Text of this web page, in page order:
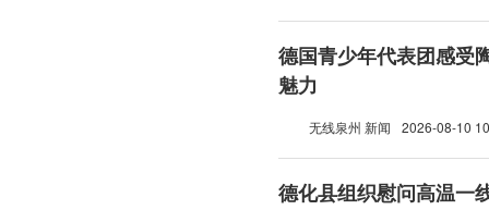
德国青少年代表团感受
魅力
无线泉州 新闻 2026-08-10
德化县组织慰问高温一